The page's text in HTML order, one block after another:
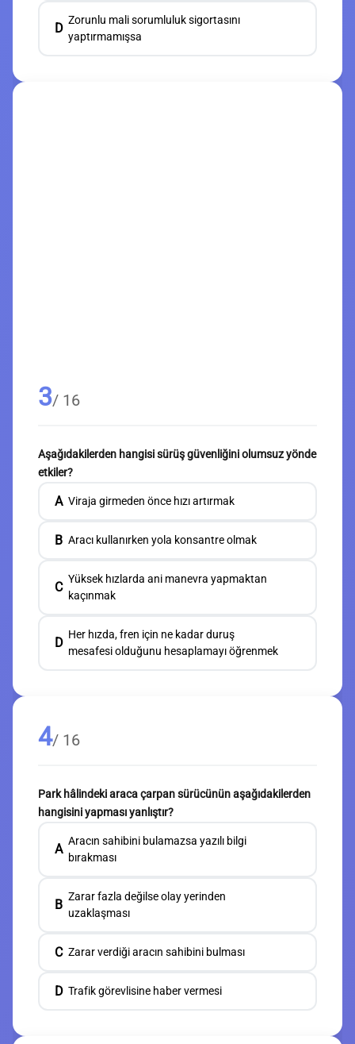
D
Zorunlu mali sorumluluk sigortasını
yaptırmamışsa
3/ 16
Aşağıdakilerden hangisi sürüş güvenliğini olumsuz yönde
etkiler?
A Viraja girmeden önce hızı artırmak
B Aracı kullanırken yola konsantre olmak
C
Yüksek hızlarda ani manevra yapmaktan
kaçınmak
D
Her hızda, fren için ne kadar duruş
mesafesi olduğunu hesaplamayı öğrenmek
4/ 16
Park hâlindeki araca çarpan sürücünün aşağıdakilerden
hangisini yapması yanlıştır?
A
Aracın sahibini bulamazsa yazılı bilgi
bırakması
B
Zarar fazla değilse olay yerinden
uzaklaşması
C Zarar verdiği aracın sahibini bulması
D Trafik görevlisine haber vermesi